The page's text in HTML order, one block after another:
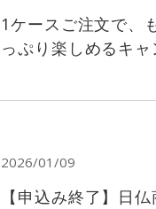
1ケースご注文で、
っぷり楽しめるキ
2026/01/09
【申込み終了】日